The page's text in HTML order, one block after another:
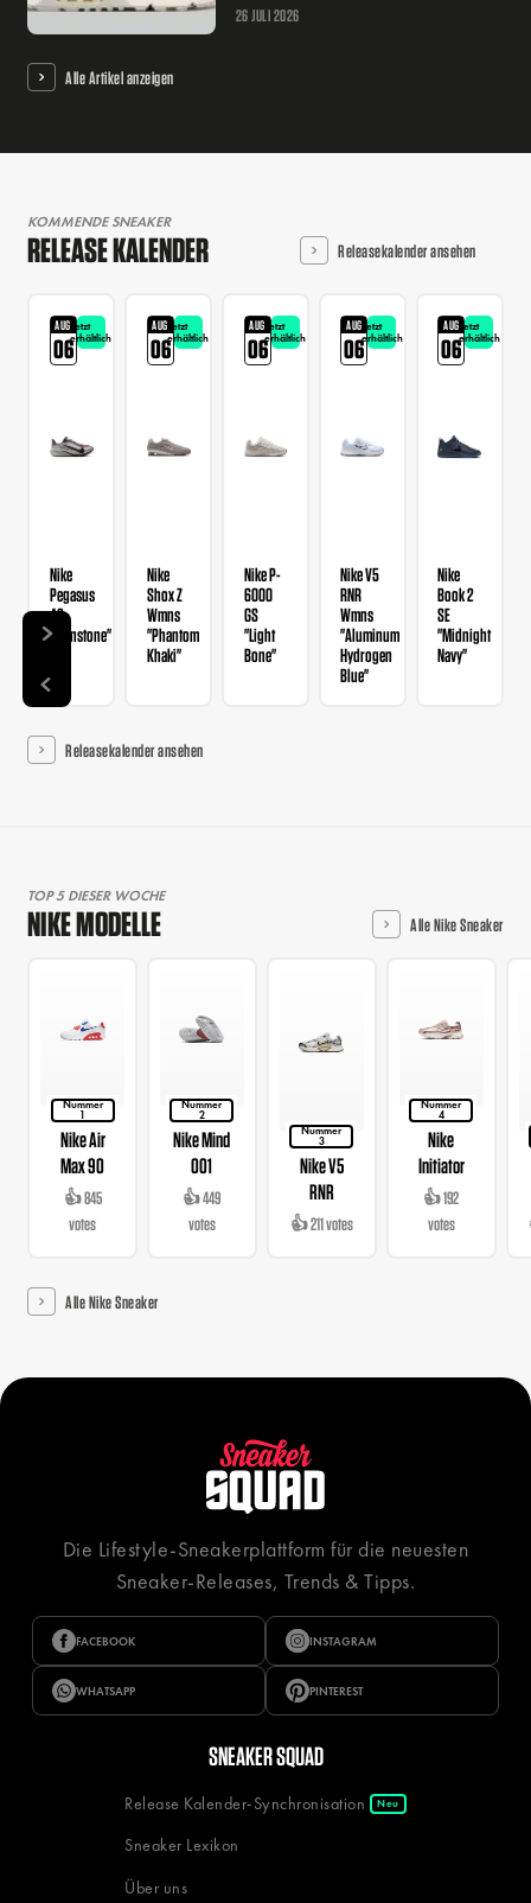
26 JULI 2026
Alle Artikel anzeigen
KOMMENDE SNEAKER
RELEASE KALENDER Releasekalender ansehen
AUG
06
Jetzt
erhältlich
Nike
Pegasus
42
"Ironstone"
AUG
06
Jetzt
erhältlich
Nike
Shox Z
Wmns
"Phantom
Khaki"
AUG
06
Jetzt
erhältlich
Nike P-
6000
GS
"Light
Bone"
AUG
06
Jetzt
erhältlich
Nike V5
RNR
Wmns
"Aluminum
Hydrogen
Blue"
AUG
06
Jetzt
erhältlich
Nike
Book 2
SE
"Midnight
Navy"
Releasekalender ansehen
TOP 5 DIESER WOCHE
NIKE MODELLE Alle Nike Sneaker
Nummer
1
Nike Air
Max 90
👍 845
votes
Nummer
2
Nike Mind
001
👍 449
votes
Nummer
3
Nike V5
RNR
👍 211 votes
Nummer
4
Nike
Initiator
👍 192
votes
Alle Nike Sneaker
Die Lifestyle-Sneakerplattform für die neuesten
Sneaker-Releases, Trends & Tipps.
FACEBOOK INSTAGRAM
WHATSAPP PINTEREST
SNEAKER SQUAD
Release Kalender-Synchronisation Neu
Sneaker Lexikon
Über uns